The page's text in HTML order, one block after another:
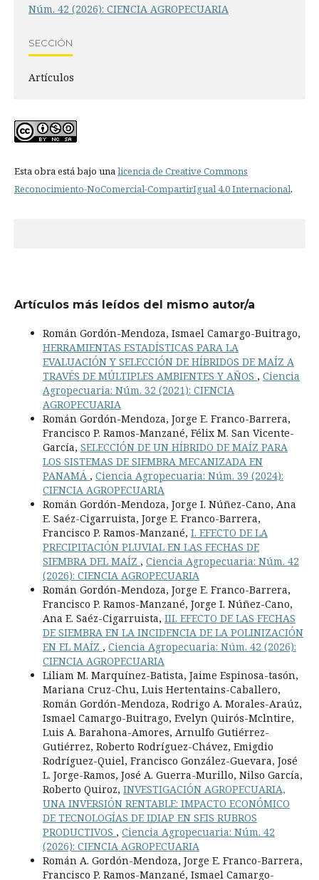
Núm. 42 (2026): CIENCIA AGROPECUARIA
SECCIÓN
Artículos
Esta obra está bajo unalicencia de Creative Commons
Reconocimiento-NoComercial-CompartirIgual 4.0 Internacional.
Artículos más leídos del mismo autor/a
Román Gordón-Mendoza, Ismael Camargo-Buitrago,
HERRAMIENTAS ESTADÍSTICAS PARA LA
EVALUACIÓN Y SELECCIÓN DE HÍBRIDOS DE MAÍZ A
TRAVÉS DE MÚLTIPLES AMBIENTES Y AÑOS , Ciencia
Agropecuaria: Núm. 32 (2021): CIENCIA
AGROPECUARIA
Román Gordón-Mendoza, Jorge E. Franco-Barrera,
Francisco P. Ramos-Manzané, Félix M. San Vicente-
García, SELECCIÓN DE UN HÍBRIDO DE MAÍZ PARA
LOS SISTEMAS DE SIEMBRA MECANIZADA EN
PANAMÁ , Ciencia Agropecuaria: Núm. 39 (2024):
CIENCIA AGROPECUARIA
Román Gordón-Mendoza, Jorge I. Núñez-Cano, Ana
E. Saéz-Cigarruista, Jorge E. Franco-Barrera,
Francisco P. Ramos-Manzané, I. EFECTO DE LA
PRECIPITACIÓN PLUVIAL EN LAS FECHAS DE
SIEMBRA DEL MAÍZ , Ciencia Agropecuaria: Núm. 42
(2026): CIENCIA AGROPECUARIA
Román Gordón-Mendoza, Jorge E. Franco-Barrera,
Francisco P. Ramos-Manzané, Jorge I. Núñez-Cano,
Ana E. Saéz-Cigarruista, III. EFECTO DE LAS FECHAS
DE SIEMBRA EN LA INCIDENCIA DE LA POLINIZACIÓN
EN EL MAÍZ , Ciencia Agropecuaria: Núm. 42 (2026):
CIENCIA AGROPECUARIA
Liliam M. Marquínez-Batista, Jaime Espinosa-tasón,
Mariana Cruz-Chu, Luis Hertentains-Caballero,
Román Gordón-Mendoza, Rodrigo A. Morales-Araúz,
Ismael Camargo-Buitrago, Evelyn Quirós-Mclntire,
Luis A. Barahona-Amores, Arnulfo Gutiérrez-
Gutiérrez, Roberto Rodríguez-Chávez, Emigdio
Rodríguez-Quiel, Francisco González-Guevara, José
L. Jorge-Ramos, José A. Guerra-Murillo, Nilso García,
Roberto Quiroz, INVESTIGACIÓN AGROPECUARIA,
UNA INVERSIÓN RENTABLE: IMPACTO ECONÓMICO
DE TECNOLOGÍAS DE IDIAP EN SEIS RUBROS
PRODUCTIVOS , Ciencia Agropecuaria: Núm. 42
(2026): CIENCIA AGROPECUARIA
Román A. Gordón-Mendoza, Jorge E. Franco-Barrera,
Francisco P. Ramos-Manzané, Ismael Camargo-